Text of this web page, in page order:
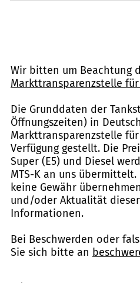
Wir bitten um Beachtung
Markttransparenzstelle
Die Grunddaten der
Öffnungszeiten) in
Markttransparenzstelle
Verfügung gestellt. Die
Super (E5) und Diesel
MTS-K an uns
keine Gewähr
und/oder Aktualität
Informationen.
Bei Beschwerden oder
Sie sich bitte an